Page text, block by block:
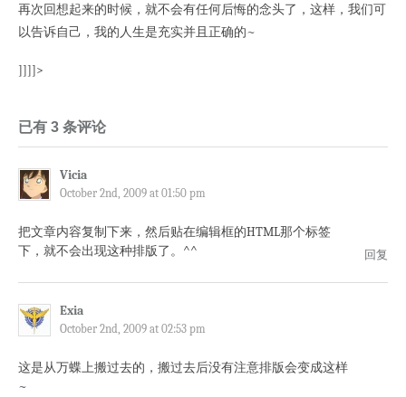
再次回想起来的时候，就不会有任何后悔的念头了，这样，我们可
以告诉自己，我的人生是充实并且正确的~
]]]]>
已有 3 条评论
Vicia
October 2nd, 2009 at 01:50 pm
把文章内容复制下来，然后贴在编辑框的HTML那个标签
下，就不会出现这种排版了。^^
回复
Exia
October 2nd, 2009 at 02:53 pm
这是从万蝶上搬过去的，搬过去后没有注意排版会变成这样
~